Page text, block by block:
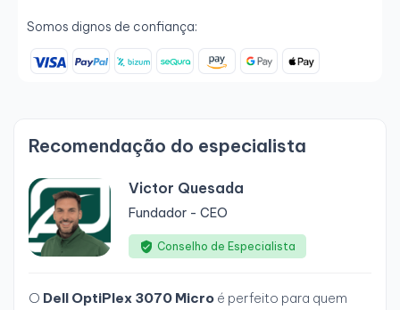
Somos dignos de confiança:
Recomendação do especialista
Victor Quesada
Fundador - CEO
Conselho de Especialista
O Dell OptiPlex 3070 Micro é perfeito para quem